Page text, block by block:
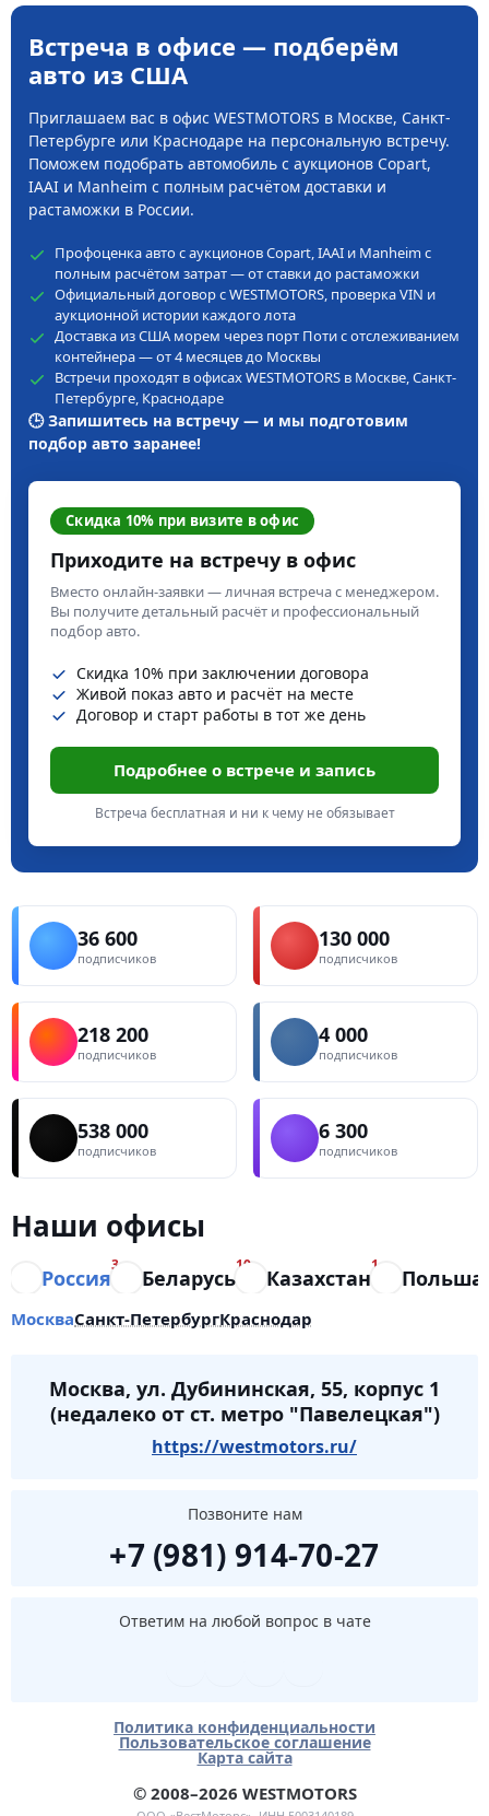
Встреча в офисе — подберём
авто из США
Приглашаем вас в офис WESTMOTORS в Москве, Санкт-
Петербурге или Краснодаре на персональную встречу.
Поможем подобрать автомобиль с аукционов Copart,
IAAI и Manheim с полным расчётом доставки и
растаможки в России.
Профоценка авто с аукционов Copart, IAAI и Manheim с
полным расчётом затрат — от ставки до растаможки
Официальный договор с WESTMOTORS, проверка VIN и
аукционной истории каждого лота
Доставка из США морем через порт Поти с отслеживанием
контейнера — от 4 месяцев до Москвы
Встречи проходят в офисах WESTMOTORS в Москве, Санкт-
Петербурге, Краснодаре
🕒 Запишитесь на встречу — и мы подготовим
подбор авто заранее!
Скидка 10% при визите в офис
Приходите на встречу в офис
Вместо онлайн-заявки — личная встреча с менеджером.
Вы получите детальный расчёт и профессиональный
подбор авто.
Скидка 10% при заключении договора
Живой показ авто и расчёт на месте
Договор и старт работы в тот же день
Подробнее о встрече и запись
Встреча бесплатная и ни к чему не обязывает
36 600
подписчиков
130 000
подписчиков
218 200
подписчиков
4 000
подписчиков
538 000
подписчиков
6 300
подписчиков
Наши офисы
Россия
3
Беларусь
10
Казахстан
1
Польша
МоскваСанкт-ПетербургКраснодар
Москва, ул. Дубининская, 55, корпус 1
(недалеко от ст. метро "Павелецкая")
https://westmotors.ru/
Позвоните нам
+7 (981) 914-70-27
Ответим на любой вопрос в чате
Политика конфиденциальности
Пользовательское соглашение
Карта сайта
© 2008–2026 WESTMOTORS